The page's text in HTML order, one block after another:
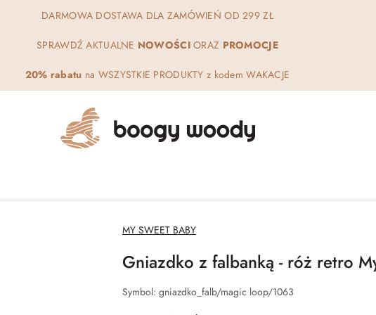
DARMOWA DOSTAWA DLA ZAMÓWIEŃ OD 299 ZŁ
SPRAWDŹ AKTUALNE NOWOŚCIORAZ PROMOCJE
20% rabatu na WSZYSTKIE PRODUKTY z kodem WAKACJE
NAZWA
PRODUCENTA:
MY SWEET BABY
Gniazdko z falbanką - róż retro
Symbol: gniazdko_falb/magic loop/1063